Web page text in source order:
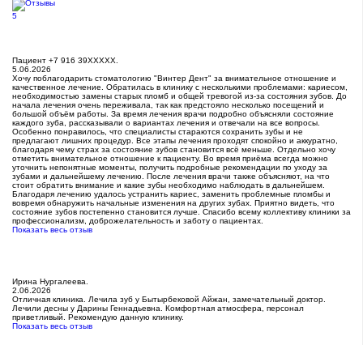
5
Пациент +7 916 39XXXXX.
5.06.2026
Хочу поблагодарить стоматологию​ "Винтер Дент" за внимательное отношение и
качественное лечение. Обратилась в клинику с несколькими проблемами: кариесом​,
необходимостью замены старых пломб и общей тревогой из-за состояния зубов. До
начала лечения очень переживала, так как предстояло несколько посещений и
большой объём работы. За время лечения врачи подробно объясняли состояние
каждого зуба, рассказывали о вариантах лечения и отвечали на все вопросы.
Особенно понравилось, что специалисты стараются сохранить зубы и не
предлагают лишних процедур. Все этапы лечения проходят спокойно и аккуратно,
благодаря чему страх за состояние зубов становится всё меньше. Отдельно хочу
отметить внимательное отношение к пациенту. Во время приёма всегда можно
уточнить непонятные моменты, получить подробные рекомендации по уходу за
зубами и дальнейшему лечению. После лечения врачи также объясняют, на что
стоит обратить внимание и какие зубы необходимо наблюдать в дальнейшем.
Благодаря лечению удалось устранить кариес, заменить проблемные пломбы и
вовремя обнаружить начальные изменения на других зубах. Приятно видеть, что
состояние зубов постепенно становится лучше. Спасибо всему коллективу клиники за
профессионализм, доброжелательность и заботу о пациентах.
Показать весь отзыв
Ирина Нургалеева.
2.06.2026
Отличная клиника. Лечила зуб у Бытырбековой Айжан, замечательный доктор.
Лечили десны у Дарины Геннадьевна. Комфортная атмосфера, персонал
приветливый. Рекомендую данную клинику.
Показать весь отзыв